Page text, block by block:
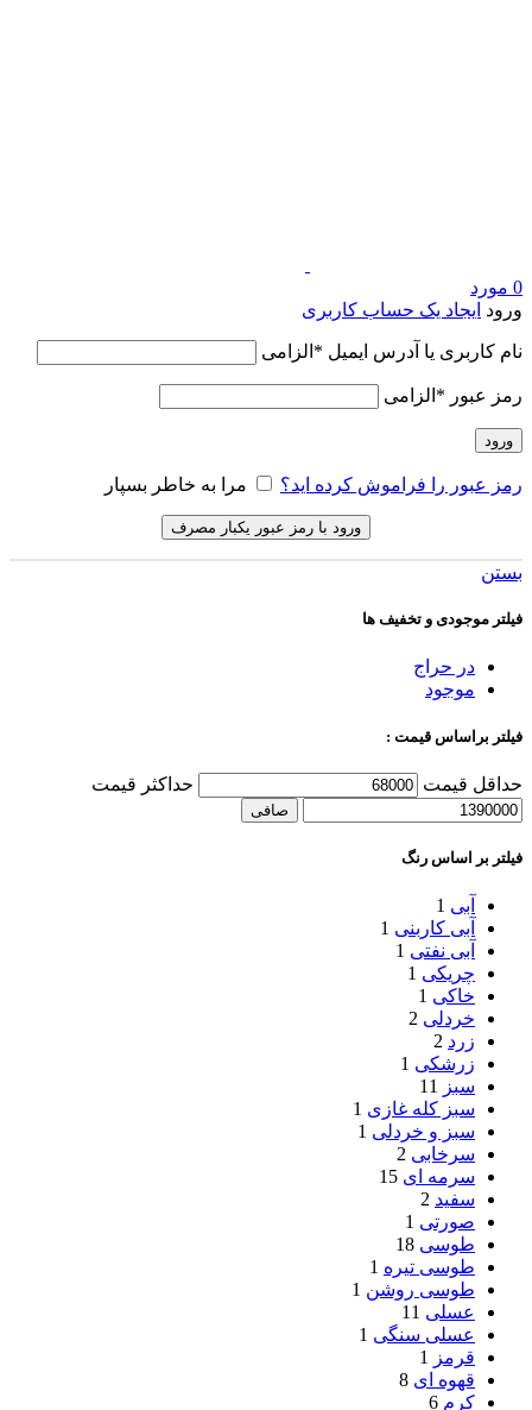
0 مورد
ورود ایجاد یک حساب کاربری
نام کاربری یا آدرس ایمیل * الزامی
رمز عبور * الزامی
ورود
رمز عبور را فراموش کرده اید؟ مرا به خاطر بسپار
ورود با رمز عبور یکبار مصرف
بستن
فیلتر موجودی و تخفیف ها
در حراج
موجود
فیلتر براساس قیمت :
حداقل قیمت حداكثر قيمت
صافی
فیلتر بر اساس رنگ
آبی 1
آبی کاربنی 1
آبی نفتی 1
چریکی 1
خاکی 1
خردلی 2
زرد 2
زرشکی 1
سبز
11
سبز کله غازی 1
سبز و خردلی 1
سرخابی 2
سرمه ای 15
سفید 2
صورتی 1
طوسی 18
طوسی تیره 1
طوسی روشن 1
عسلی 11
عسلی سنگی 1
قرمز
1
قهوه ای 8
کرم 6